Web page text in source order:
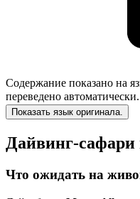
Содержание показано на
переведено автоматически.
Показать язык оригинала.
Дайвинг-
Что ожидать на